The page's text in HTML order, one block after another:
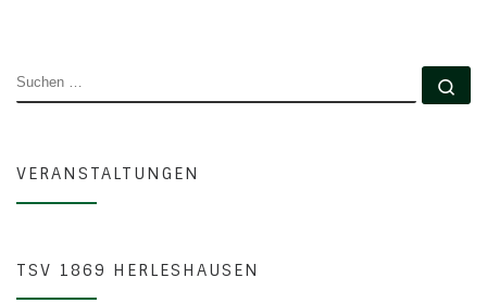
SUCHE
VERANSTALTUNGEN
TSV 1869 HERLESHAUSEN